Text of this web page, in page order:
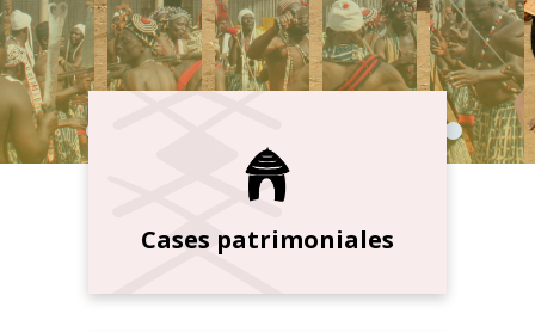
Cases patrimoniales